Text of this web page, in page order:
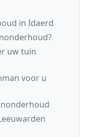
in Idaerd
uw tuin
voor u